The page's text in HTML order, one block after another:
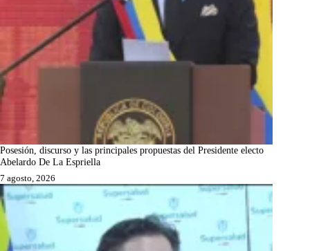
Posesión, discurso y las principales propuestas del Presidente electo
Abelardo De La Espriella
7 agosto, 2026